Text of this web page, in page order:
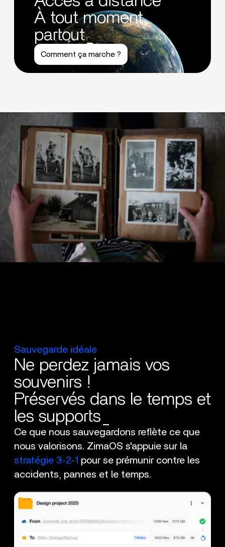
À tout moment,
partout_
Comment ça marche ?
Sauvegarde idéale
Ne perdez jamais vos
souvenirs !
Préservés dans le temps et
les supports_
Ce que nous sauvegardons reflète ce que
nous valorisons. ZimaOS s'appuie sur la
stratégie 3‑2‑1 pour se prémunir contre les
accidents, pannes et le temps.